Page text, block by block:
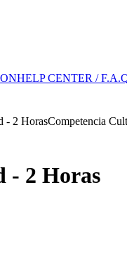
HELP CENTER /
- 2 HorasCompetencia
- 2 Horas